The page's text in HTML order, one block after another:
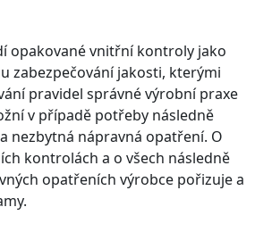
opakované vnitřní kontroly jako
zabezpečování jakosti, kterými
pravidel správné výrobní praxe
v případě potřeby následně
nezbytná nápravná opatření. O
kontrolách a o všech následně
opatřeních výrobce pořizuje a